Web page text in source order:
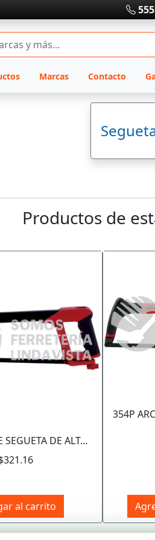
Marcas Contacto
Productos de
353F ARCO DE SEGUETA DE ALTA TENSION FIJO CON MANGO BIMATERIAL 12", 16" URREA
al carrito